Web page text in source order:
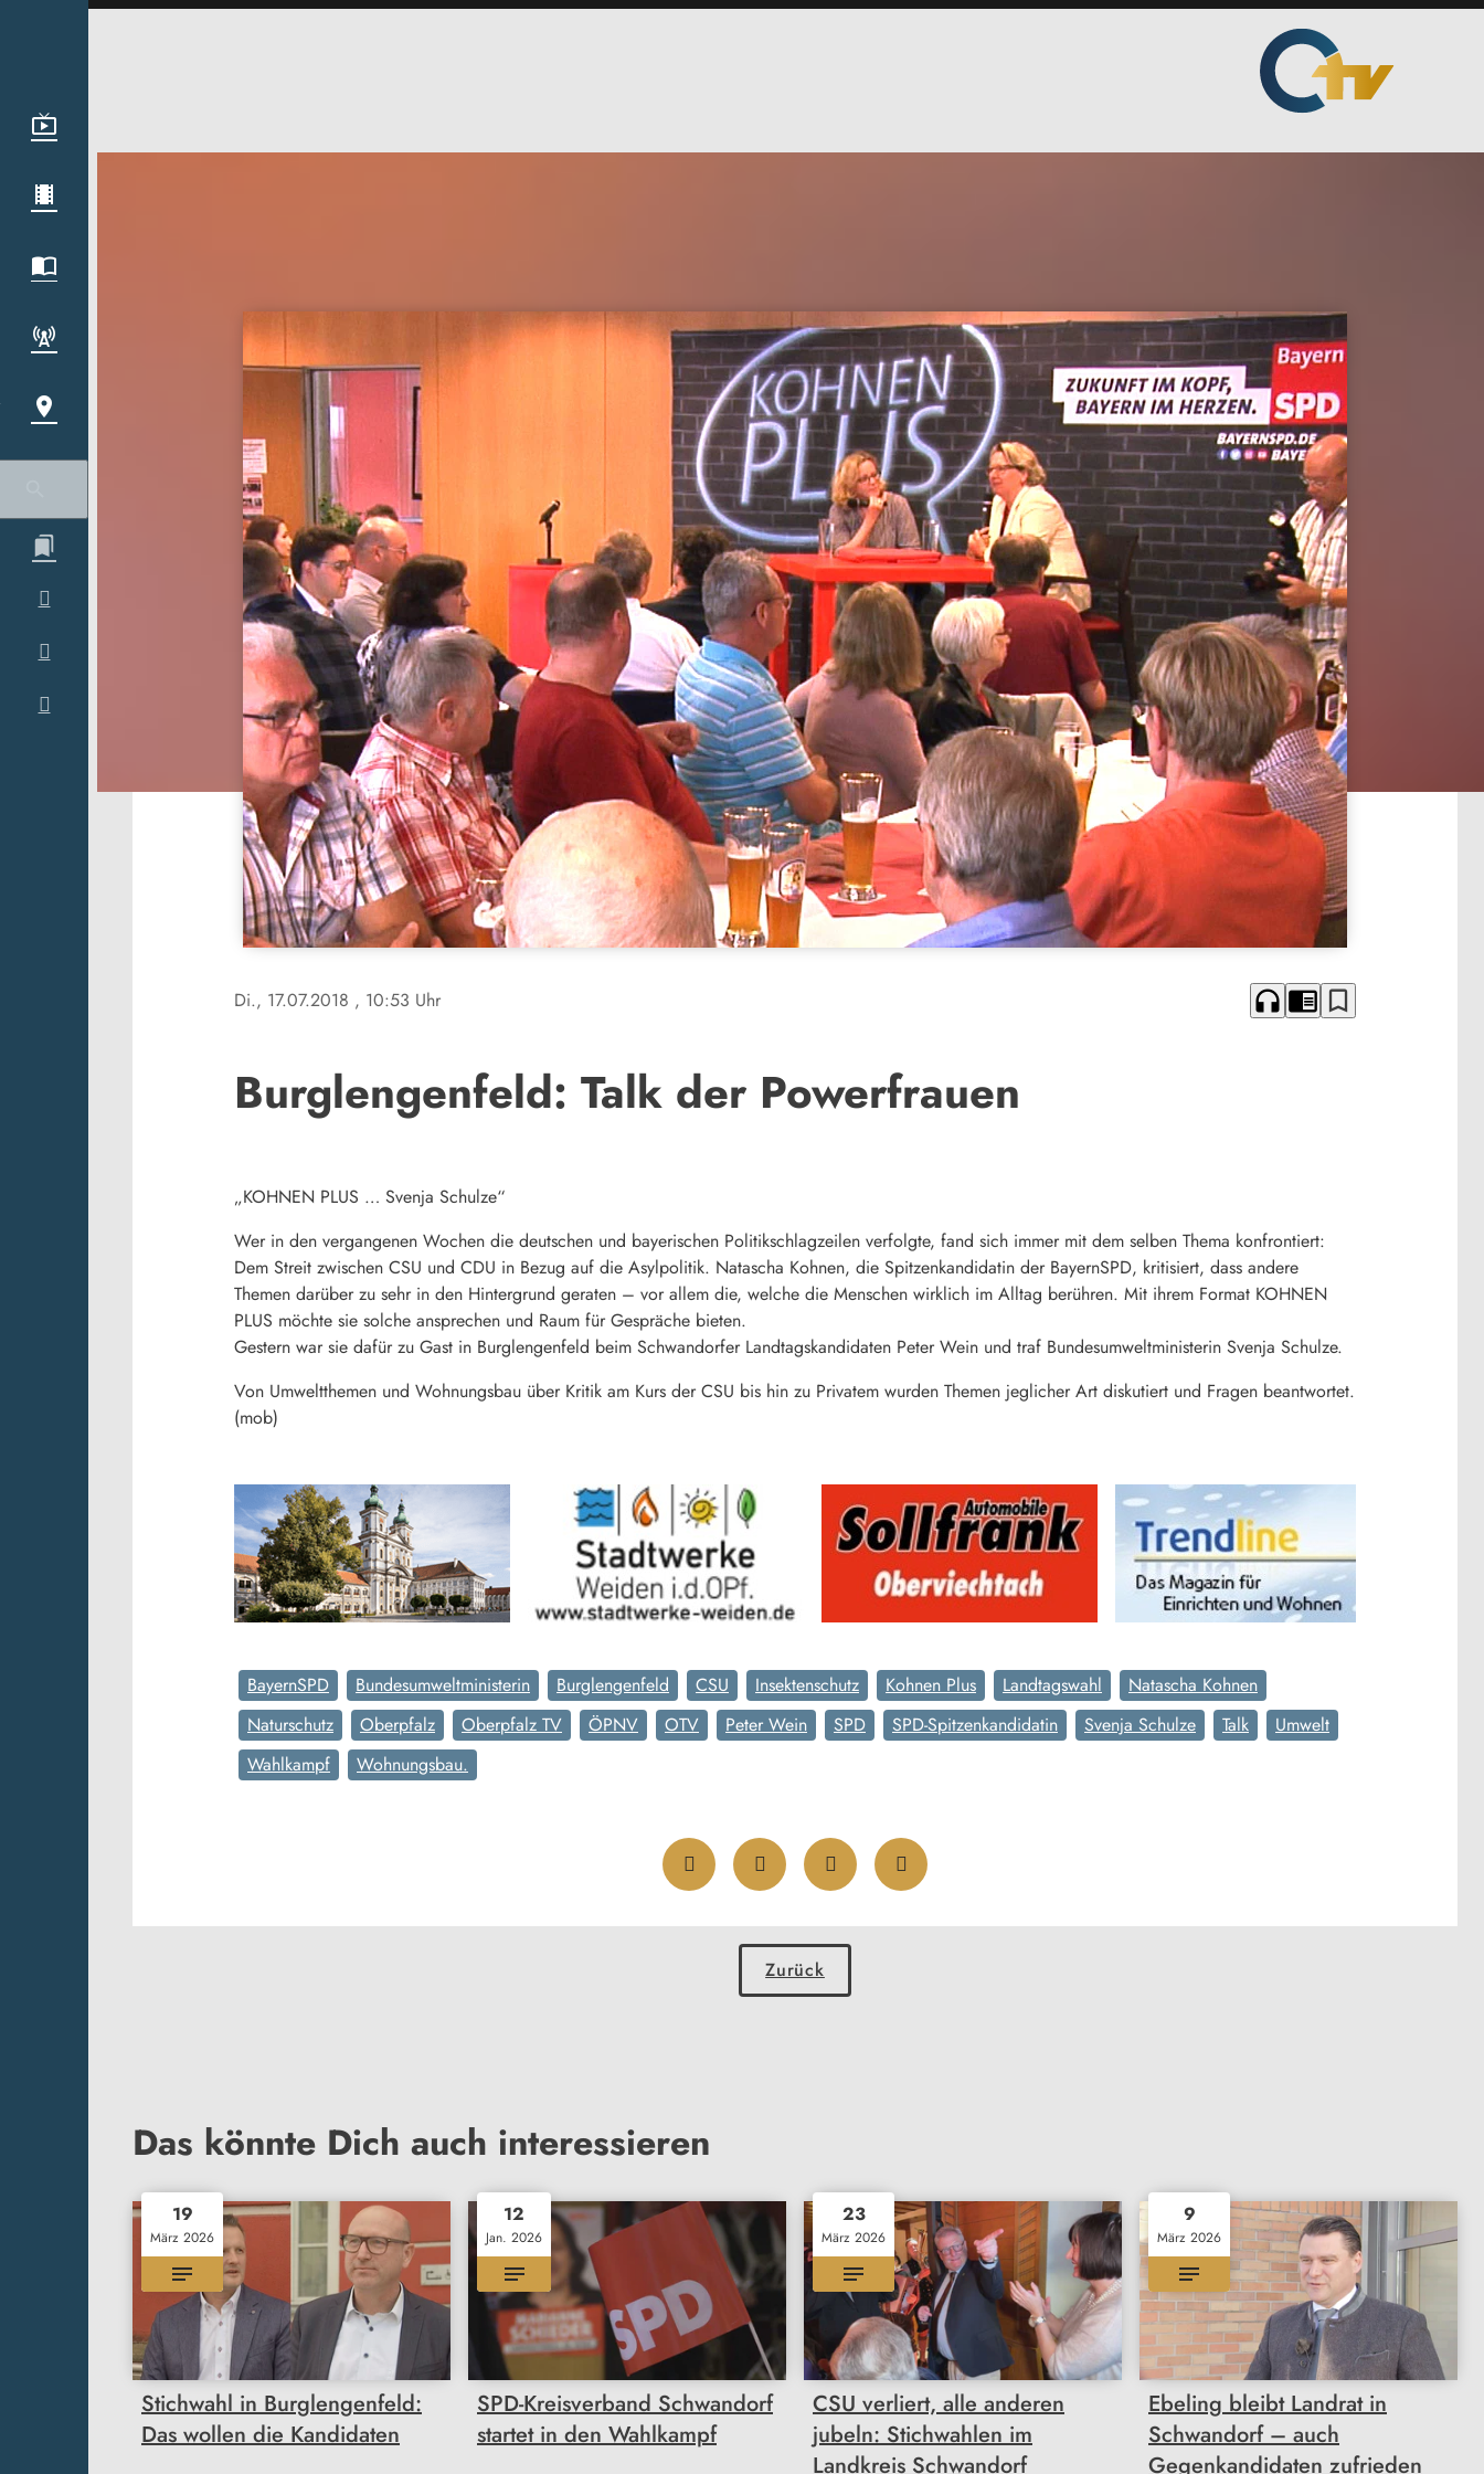
Di., 17.07.2018 , 10:53 Uhr headphones chrome_reader_mode bookmark_border
Burglengenfeld: Talk der Powerfrauen
„KOHNEN PLUS … Svenja Schulze“
Wer in den vergangenen Wochen die deutschen und bayerischen Politikschlagzeilen verfolgte, fand sich immer mit dem selben Thema konfrontiert:
Dem Streit zwischen CSU und CDU in Bezug auf die Asylpolitik. Natascha Kohnen, die Spitzenkandidatin der BayernSPD, kritisiert, dass andere
Themen darüber zu sehr in den Hintergrund geraten – vor allem die, welche die Menschen wirklich im Alltag berühren. Mit ihrem Format KOHNEN
PLUS möchte sie solche ansprechen und Raum für Gespräche bieten.
Gestern war sie dafür zu Gast in Burglengenfeld beim Schwandorfer Landtagskandidaten Peter Wein und traf Bundesumweltministerin Svenja Schulze.
Von Umweltthemen und Wohnungsbau über Kritik am Kurs der CSU bis hin zu Privatem wurden Themen jeglicher Art diskutiert und Fragen beantwortet.
(mob)
BayernSPD Bundesumweltministerin Burglengenfeld CSU Insektenschutz Kohnen Plus Landtagswahl
Natascha Kohnen
Naturschutz
Oberpfalz Oberpfalz TV ÖPNV OTV Peter Wein SPD SPD-Spitzenkandidatin Svenja Schulze Talk
Umwelt
Wahlkampf
Wohnungsbau.
Zurück
Das könnte Dich auch interessieren
19
März 2026
Stichwahl in Burglengenfeld:
Das wollen die Kandidaten
12
Jan. 2026
SPD-Kreisverband Schwandorf
startet in den Wahlkampf
23
März 2026
CSU verliert, alle anderen
jubeln: Stichwahlen im
Landkreis Schwandorf
9
März 2026
Ebeling bleibt Landrat in
Schwandorf – auch
Gegenkandidaten zufrieden